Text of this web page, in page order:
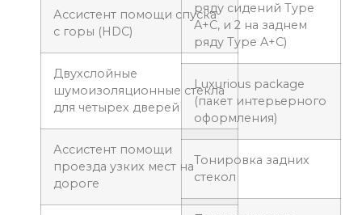
Ассистент помощи спуска
с горы (HDC)
Двухслойные
шумоизоляционные стекла
для четырех дверей
Ассистент помощи
проезда узких мест на
дороге
ряду сидений Type
A+C, и 2 на заднем
ряду Type A+C)
Luxurious package
(пакет интерьерного
оформления)
Тонировка задних
стекол